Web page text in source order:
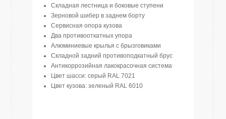
Складная лестница и боковые ступени
Зерновой шибер в заднем борту
Сервисная опора кузова
Два противооткатных упора
Алюминиевые крылья с брызговиками
Складной задний противоподкатный брус
Антикоррозийная лакокрасочная система
Цвет шасси: серый RAL 7021
Цвет кузова: зеленый RAL 6010